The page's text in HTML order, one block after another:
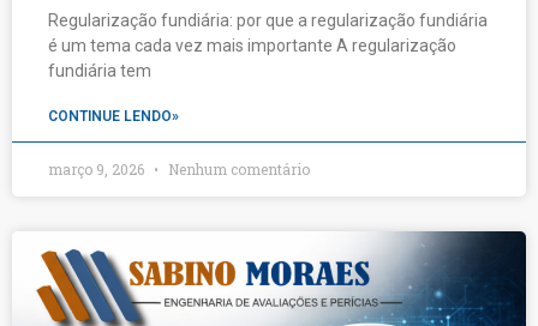
Regularização fundiária: por que a regularização fundiária
é um tema cada vez mais importante A regularização
fundiária tem
CONTINUE LENDO»
março 9, 2026 Nenhum comentário